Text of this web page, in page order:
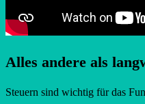
Alles andere als
Steuern sind wichtig für das